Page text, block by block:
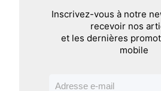
Inscrivez-vous à notre
recevoir nos
et les dernières
mobile